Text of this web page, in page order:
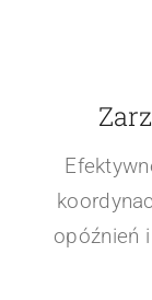
opóźnień